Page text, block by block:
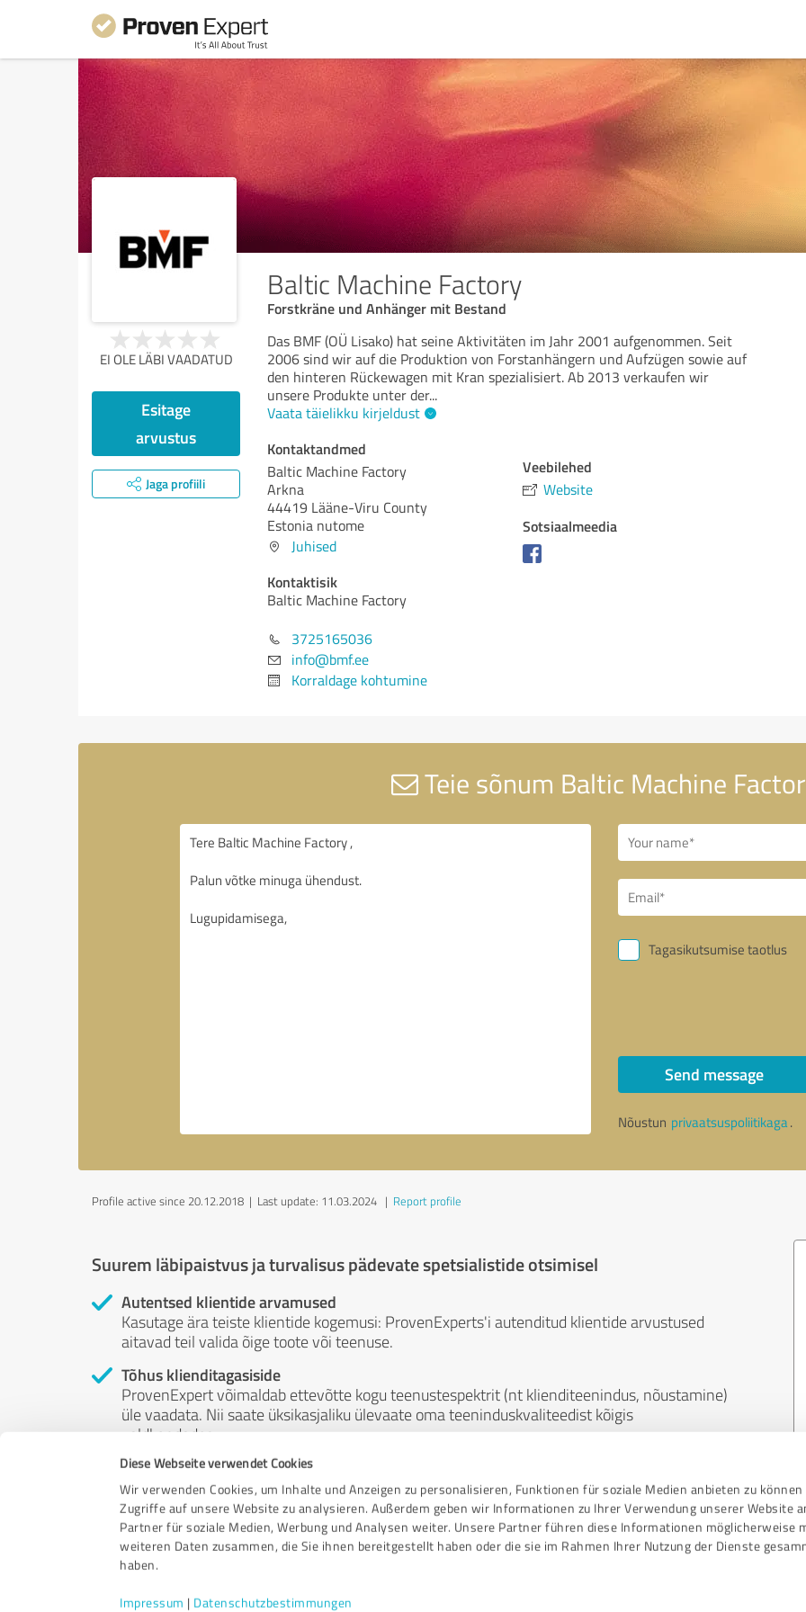
Diese Webseite verwendet Cookies
Wir verwenden Cookies, um Inhalte und Anzeigen zu personalisieren, Funktionen für soziale Medien anbieten zu können
Zugriffe auf unsere Website zu analysieren. Außerdem geben wir Informationen zu Ihrer Verwendung unserer Website
Partner für soziale Medien, Werbung und Analysen weiter. Unsere Partner führen diese Informationen möglicherweise
weiteren Daten zusammen, die Sie ihnen bereitgestellt haben oder die sie im Rahmen Ihrer Nutzung der Dienste
haben.
Impressum | Datenschutzbestimmungen
Baltic Machine Factory
Forstkräne und Anhänger mit Bestand
EI OLE LÄBI VAADATUD
Esitage
arvustus
Jaga profiili
Das BMF (OÜ Lisako) hat seine Aktivitäten im Jahr 2001 aufgenommen. Seit
2006 sind wir auf die Produktion von Forstanhängern und Aufzügen sowie auf
den hinteren Rückewagen mit Kran spezialisiert. Ab 2013 verkaufen wir
unsere Produkte unter der...
Vaata täielikku kirjeldust
Kontaktandmed
Baltic Machine Factory
Arkna
44419 Lääne-Viru County
Estonia nutome
Juhised
Kontaktisik
Baltic Machine Factory
3725165036
info@bmf.ee
Korraldage kohtumine
Veebilehed
Website
Sotsiaalmeedia
Teie sõnum Baltic Machine
Tagasikutsumise taotlus
Send message
Nõustun privaatsuspoliitikaga.
Profile active since 20.12.2018 | Last update: 11.03.2024 | Report profile
Suurem läbipaistvus ja turvalisus pädevate spetsialistide otsimisel
Autentsed klientide arvamused
Kasutage ära teiste klientide kogemusi: ProvenExperts'i autenditud klientide arvustused
aitavad teil valida õige toote või teenuse.
Tõhus klienditagasiside
ProvenExpert võimaldab ettevõtte kogu teenustespektrit (nt klienditeenindus, nõustamine)
üle vaadata. Nii saate üksikasjaliku ülevaate oma teeninduskvaliteedist kõigis
valdkondades.
Sõltumatud ülevaated
ProvenExpert on tasuta, sõltumatu ja neutraalne. Kliendid teevad ülevaateid omal soovil -
nende arvamused ei ole müügiks. Ja arvustuste sisu ei saa mõjutada raha ega muul viisil.